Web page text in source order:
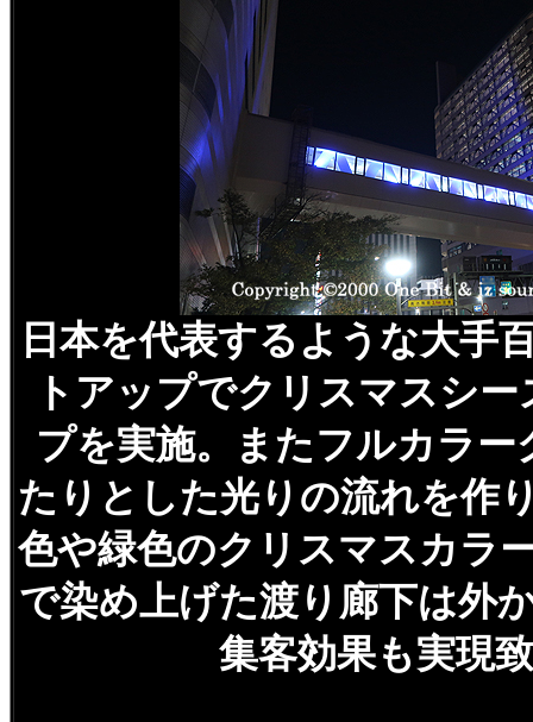
日本を代表するような大手
トアップでクリスマスシ
プを実施。またフルカラ
たりとした光りの流れを作
色や緑色のクリスマスカラ
で染め上げた渡り廊下は外
集客効果も実現